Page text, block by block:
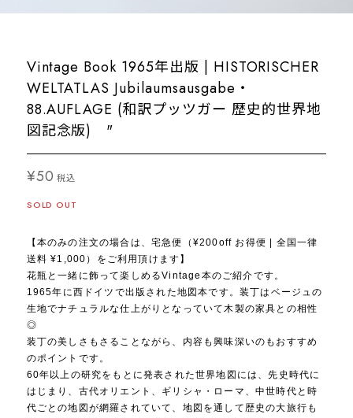
Vintage Book 1965年出版 | HISTORISCHER
WELTATLAS Jubilaumsausgabe・
88.AUFLAGE (和訳プッツガー 歴史的世界地
図記念版) "
¥50 税込
SOLD OUT
【本のみの注文の場合は、宅急便（¥200off お得便 | 全国一律
送料 ¥1,000）をご利用頂けます】
花瓶と一緒に飾って楽しめるVintage本のご紹介です。
1965年に西ドイツで出版された地図本です。装丁はベージュの
生地でナチュラルな仕上がりとなっていて木製の家具との相性
◎
装丁の美しさもさることながら、内容も興味深いのもおすすめ
のポイントです。
60年以上の研究をもとに発表された世界地図には、先史時代に
はじまり、古代オリエント、ギリシャ・ローマ、中世時代と時
代ごとの地図が網羅されていて、地図を通して歴史の大旅行も